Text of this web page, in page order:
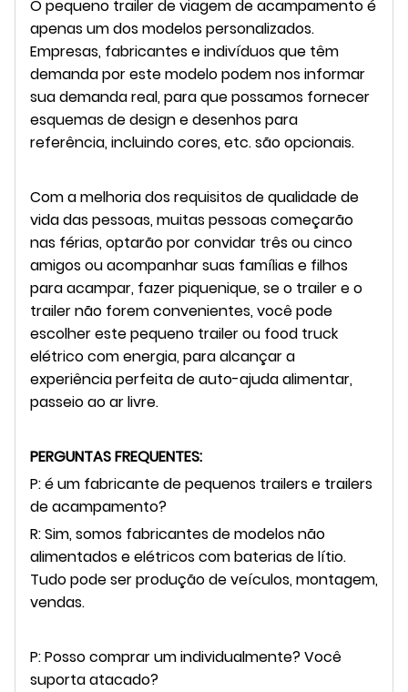
O pequeno trailer de viagem de acampamento é
apenas um dos modelos personalizados.
Empresas, fabricantes e indivíduos que têm
demanda por este modelo podem nos informar
sua demanda real, para que possamos fornecer
esquemas de design e desenhos para
referência, incluindo cores, etc. são opcionais.
Com a melhoria dos requisitos de qualidade de
vida das pessoas, muitas pessoas começarão
nas férias, optarão por convidar três ou cinco
amigos ou acompanhar suas famílias e filhos
para acampar, fazer piquenique, se o trailer e o
trailer não forem convenientes, você pode
escolher este pequeno trailer ou food truck
elétrico com energia, para alcançar a
experiência perfeita de auto-ajuda alimentar,
passeio ao ar livre.
PERGUNTAS FREQUENTES:
P: é um fabricante de pequenos trailers e trailers
de acampamento?
R: Sim, somos fabricantes de modelos não
alimentados e elétricos com baterias de lítio.
Tudo pode ser produção de veículos, montagem,
vendas.
P: Posso comprar um individualmente? Você
suporta atacado?